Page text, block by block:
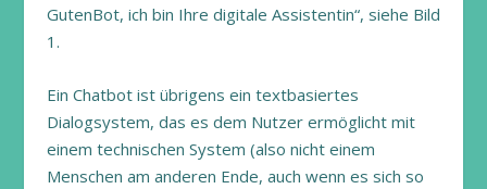
GutenBot, ich bin Ihre digitale Assistentin“, siehe Bild
1.
Ein Chatbot ist übrigens ein textbasiertes
Dialogsystem, das es dem Nutzer ermöglicht mit
einem technischen System (also nicht einem
Menschen am anderen Ende, auch wenn es sich so